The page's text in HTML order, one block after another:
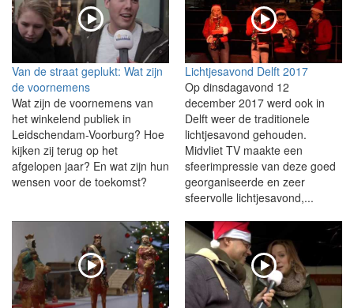
Van de straat geplukt: Wat zijn
de voornemens
Wat zijn de voornemens van
het winkelend publiek in
Leidschendam-Voorburg? Hoe
kijken zij terug op het
afgelopen jaar? En wat zijn hun
wensen voor de toekomst?
Lichtjesavond Delft 2017
Op dinsdagavond 12
december 2017 werd ook in
Delft weer de traditionele
lichtjesavond gehouden.
Midvliet TV maakte een
sfeerimpressie van deze goed
georganiseerde en zeer
sfeervolle lichtjesavond,...